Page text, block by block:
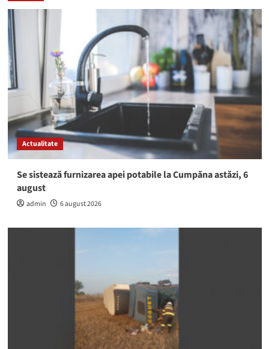
Actualitate
Se sistează furnizarea apei potabile la Cumpăna astăzi, 6
august
admin 6 august 2026